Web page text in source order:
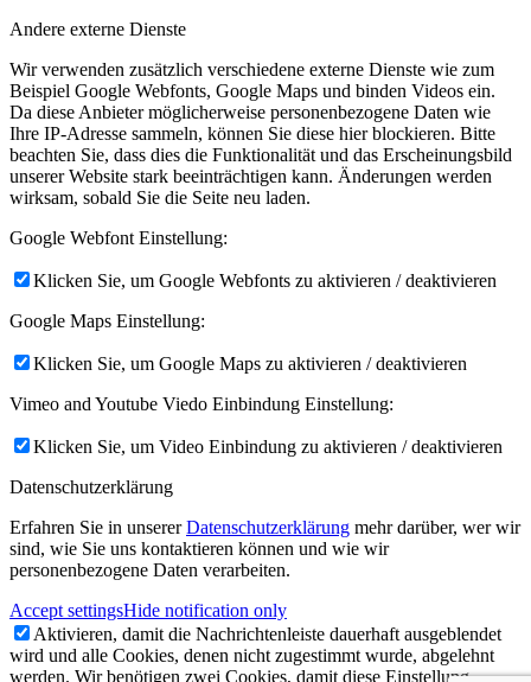
Andere externe Dienste
Wir verwenden zusätzlich verschiedene externe Dienste wie zum
Beispiel Google Webfonts, Google Maps und binden Videos ein.
Da diese Anbieter möglicherweise personenbezogene Daten wie
Ihre IP-Adresse sammeln, können Sie diese hier blockieren. Bitte
beachten Sie, dass dies die Funktionalität und das Erscheinungsbild
unserer Website stark beeinträchtigen kann. Änderungen werden
wirksam, sobald Sie die Seite neu laden.
Google Webfont Einstellung:
Klicken Sie, um Google Webfonts zu aktivieren / deaktivieren
Google Maps Einstellung:
Klicken Sie, um Google Maps zu aktivieren / deaktivieren
Vimeo and Youtube Viedo Einbindung Einstellung:
Klicken Sie, um Video Einbindung zu aktivieren / deaktivieren
Datenschutzerklärung
Erfahren Sie in unsererDatenschutzerklärung mehr darüber, wer wir
sind, wie Sie uns kontaktieren können und wie wir
personenbezogene Daten verarbeiten.
Accept settingsHide notification only
Aktivieren, damit die Nachrichtenleiste dauerhaft ausgeblendet
wird und alle Cookies, denen nicht zugestimmt wurde, abgelehnt
werden. Wir benötigen zwei Cookies, damit diese Einstellung